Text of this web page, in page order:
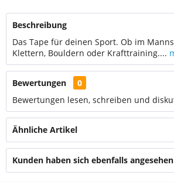
Beschreibung
Das Tape für deinen Sport. Ob im
Klettern, Bouldern oder Krafttraining....
Bewertungen
0
Bewertungen lesen, schreiben und
Ähnliche Artikel
Kunden haben sich ebenfalls angesehen